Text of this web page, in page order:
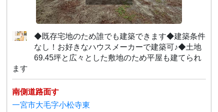
◆既存宅地のため誰でも建築できます◆建築条件
なし！お好きなハウスメーカーで建築可♪◆土地
69.45坪と広々とした敷地のため平屋も建てられ
ます
南側道路面す
一宮市大毛字小松寺東